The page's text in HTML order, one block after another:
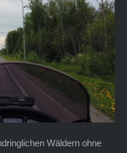
Wäldern ohne